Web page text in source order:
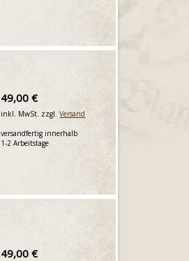
49,00 €
inkl. MwSt. zzgl.Versand
versandfertig innerhalb
1-2 Arbeitstage
49,00 €